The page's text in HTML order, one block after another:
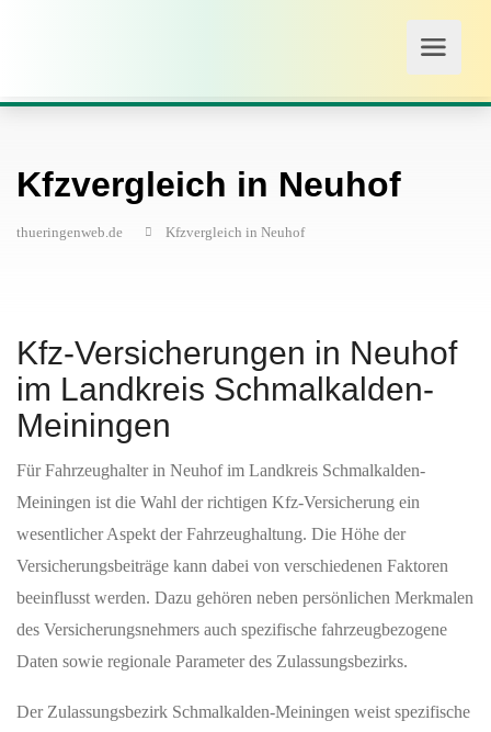
Kfzvergleich in Neuhof
thueringenweb.de Kfzvergleich in Neuhof
Kfz-Versicherungen in Neuhof
im Landkreis Schmalkalden-
Meiningen
Für Fahrzeughalter in Neuhof im Landkreis Schmalkalden-
Meiningen ist die Wahl der richtigen Kfz-Versicherung ein
wesentlicher Aspekt der Fahrzeughaltung. Die Höhe der
Versicherungsbeiträge kann dabei von verschiedenen Faktoren
beeinflusst werden. Dazu gehören neben persönlichen Merkmalen
des Versicherungsnehmers auch spezifische fahrzeugbezogene
Daten sowie regionale Parameter des Zulassungsbezirks.
Der Zulassungsbezirk Schmalkalden-Meiningen weist spezifische